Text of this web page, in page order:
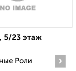
5/23 этаж
Роли
›